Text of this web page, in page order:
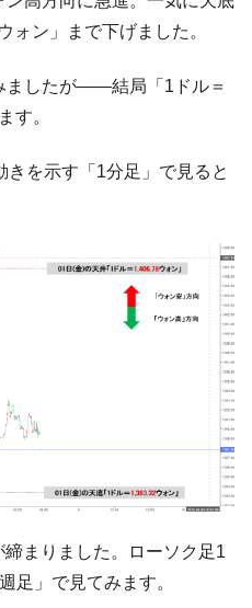
輸出を異常増加させる ⇒ 中
導体絶好調」のウラで他業
す現況は決して良くない。
を認定 ⇒ 総額3兆7,000億
東部では干ばつ
搭載の次世代駆逐艦
と公示
ォン安が急進！ 日米の協調
は。
』車への補助金を全廃 ⇒ 実
る。6カ月で対前年同期比
ティールが着韓！⇒ さっそ
」「極右勢力」のプラカー
理だってば。
国レバレッジETFの清算は
ォン」まで下げました。
ましたが――結局「1ドル＝
す。
きを示す「1分足」で見ると
まりました。ローソク足1
足」で見てみます。